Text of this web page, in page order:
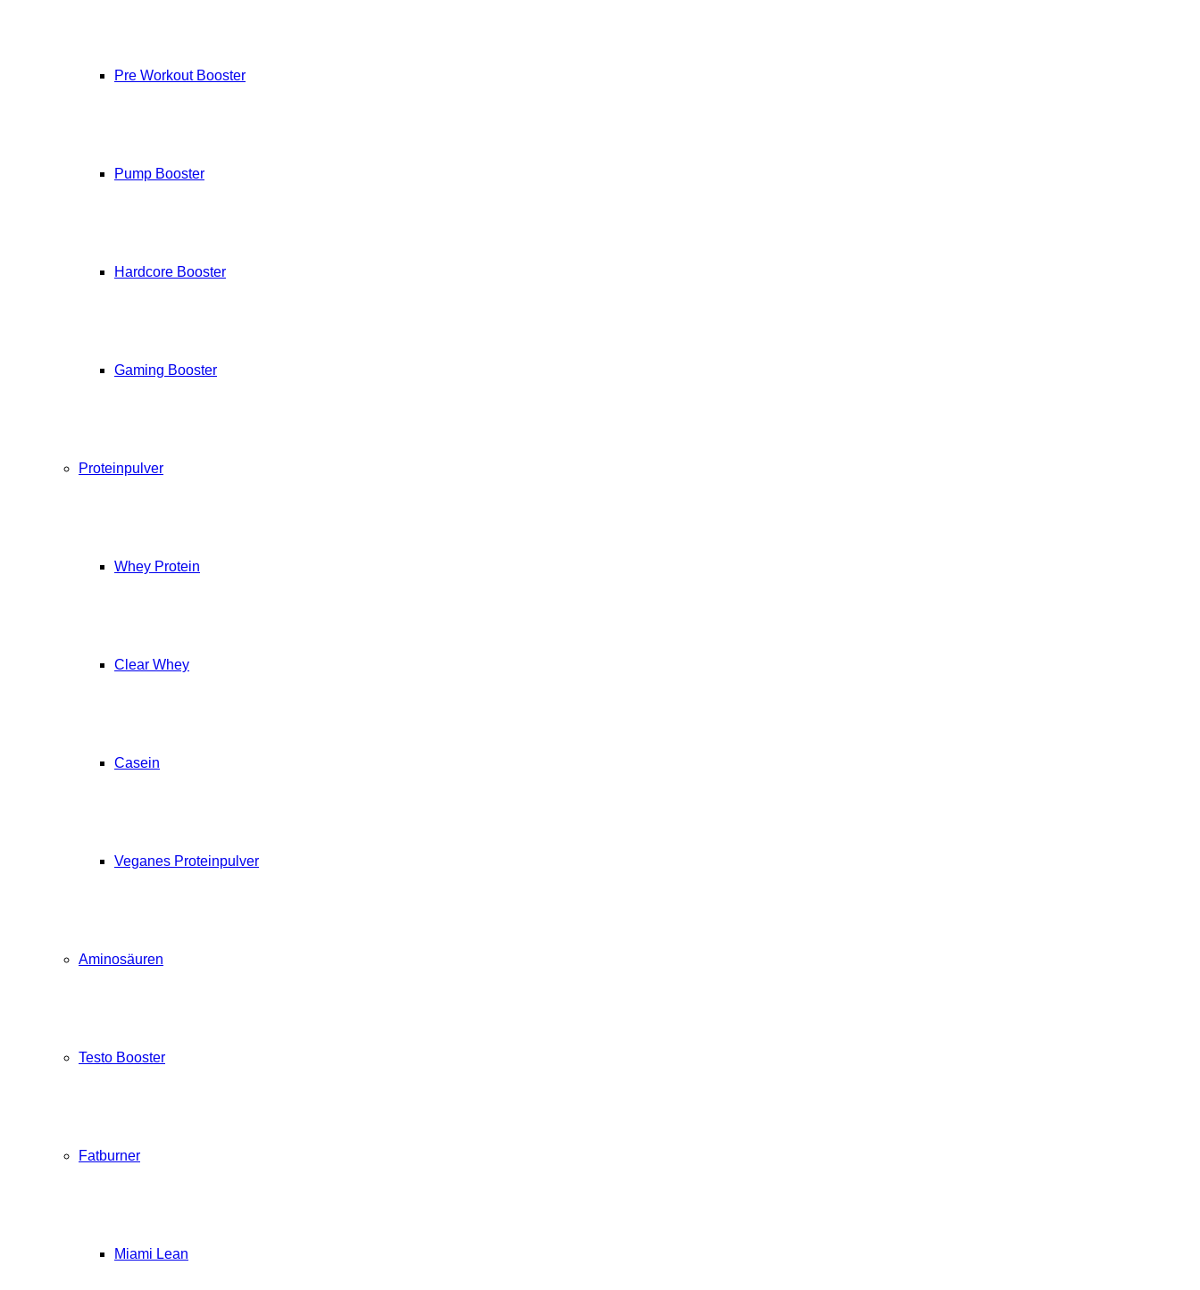
Pre Workout Booster
Pump Booster
Hardcore Booster
Gaming Booster
Proteinpulver
Whey Protein
Clear Whey
Casein
Veganes Proteinpulver
Aminosäuren
Testo Booster
Fatburner
Miami Lean